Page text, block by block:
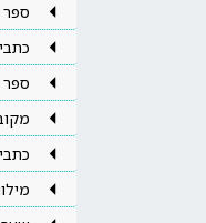
ספר
ספר